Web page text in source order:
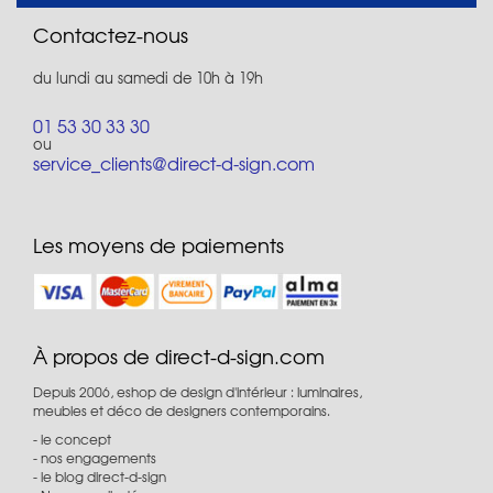
Contactez-nous
du lundi au samedi de 10h à 19h
01 53 30 33 30
ou
service_clients@direct-d-sign.com
Les moyens de paiements
À propos de direct-d-sign.com
Depuis 2006, eshop de design d'intérieur : luminaires,
meubles et déco de designers contemporains.
le concept
nos engagements
le blog direct-d-sign